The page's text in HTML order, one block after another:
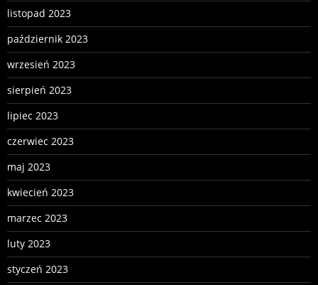
listopad 2023
październik 2023
wrzesień 2023
sierpień 2023
lipiec 2023
czerwiec 2023
maj 2023
kwiecień 2023
marzec 2023
luty 2023
styczeń 2023